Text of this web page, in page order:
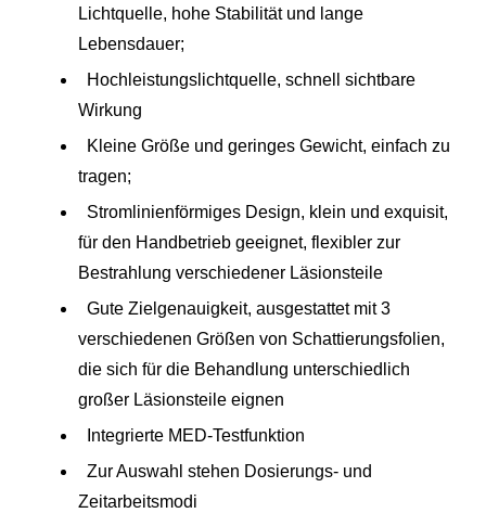
Lichtquelle, hohe Stabilität und lange
Lebensdauer;
Hochleistungslichtquelle, schnell sichtbare
Wirkung
Kleine Größe und geringes Gewicht, einfach zu
tragen;
Stromlinienförmiges Design, klein und exquisit,
für den Handbetrieb geeignet, flexibler zur
Bestrahlung verschiedener Läsionsteile
Gute Zielgenauigkeit, ausgestattet mit 3
verschiedenen Größen von Schattierungsfolien,
die sich für die Behandlung unterschiedlich
großer Läsionsteile eignen
Integrierte MED-Testfunktion
Zur Auswahl stehen Dosierungs- und
Zeitarbeitsmodi